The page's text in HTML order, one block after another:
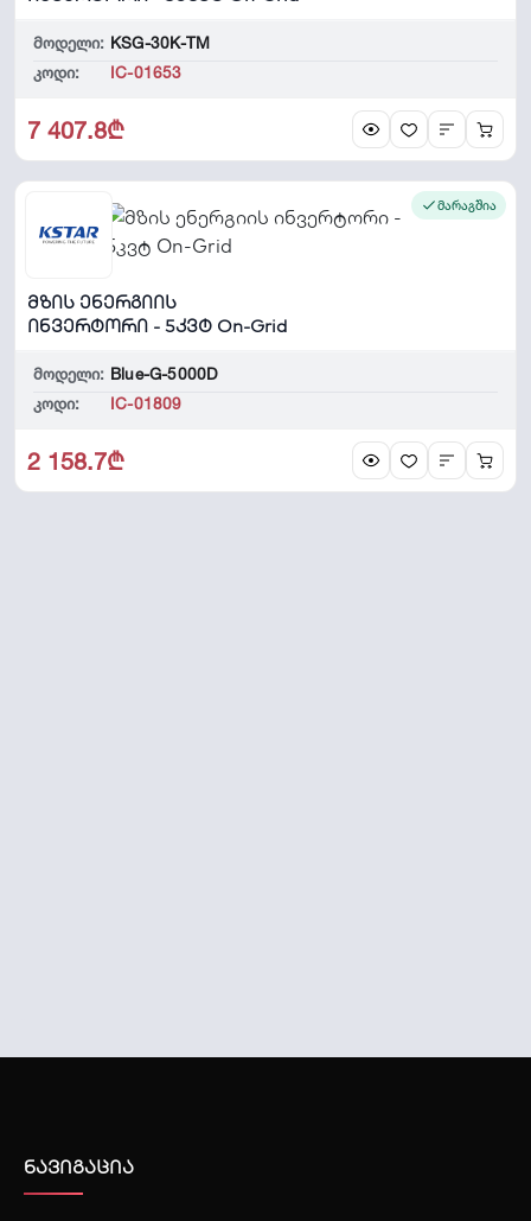
მოდელი: KSG-30K-TM
კოდი:
IC-01653
7 407.8₾
მარაგშია
მზის ენერგიის
ინვერტორი - 5კვტ On-Grid
მოდელი: Blue-G-5000D
კოდი:
IC-01809
2 158.7₾
ნავიგაცია